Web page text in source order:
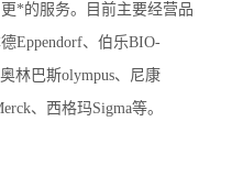
*的服务。目前主要经营品
Eppendorf、伯乐BIO-
林巴斯olympus、尼康
、西格玛Sigma等。